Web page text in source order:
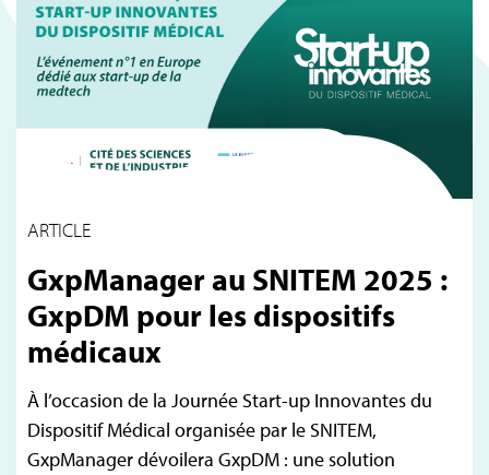
ARTICLE
GxpManager au SNITEM 2025 :
GxpDM pour les dispositifs
médicaux
À l’occasion de la Journée Start-up Innovantes du
Dispositif Médical organisée par le SNITEM,
GxpManager dévoilera GxpDM : une solution